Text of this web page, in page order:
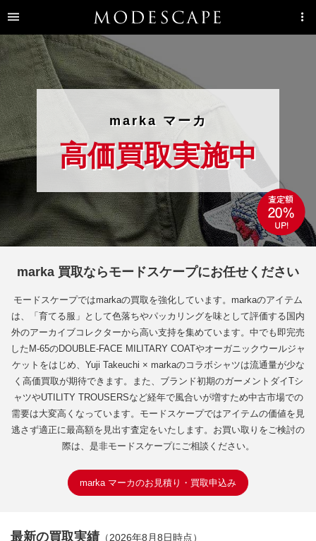
marka マーカ
高価買取実施中
marka 買取ならモードスケープにお任せください
モードスケープではmarkaの買取を強化しています。markaのアイテム
は、「育てる服」として色落ちやパッカリングを味として評価する国内
外のアーカイブコレクターから高い支持を集めています。中でも即完売
したM-65のDOUBLE-FACE MILITARY COATやオーガニックウールジャ
ケットをはじめ、Yuji Takeuchi × markaのコラボシャツは流通量が少な
く高価買取が期待できます。また、ブランド初期のガーメントダイTシ
ャツやUTILITY TROUSERSなど経年で風合いが増すため中古市場での
需要は大変高くなっています。モードスケープではアイテムの価値を見
逃さず適正に最高額を見出す査定をいたします。お買い取りをご検討の
際は、是非モードスケープにご相談ください。
marka マーカのお見積り・買取申込み
最新の買取実績 （2026年8月8日時点）